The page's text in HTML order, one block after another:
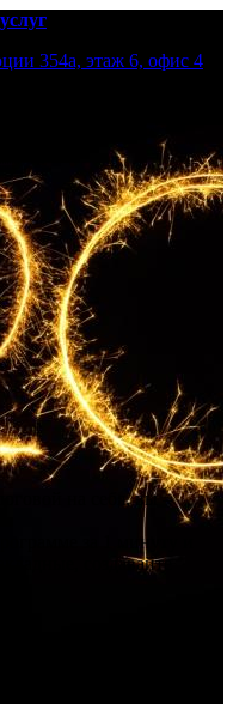
354а, этаж 6, офис 4
на себя, вы –
за 1 минуту и
создавайте